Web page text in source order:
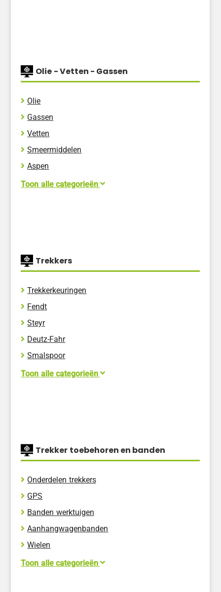
Utrecht
Zuid-Holland
Olie - Vetten - Gassen
Olie
Gassen
Vetten
Smeermiddelen
Aspen
Biogas
Installaties
Opvangbakken
Tanks verhuur
Vetafscheiders
Toon alle categorieën
Trekkers
Trekkerkeuringen
Fendt
Steyr
Deutz-Fahr
Smalspoor
Belarus
Eicher
Holder
Iseki
JCB
Kioti
Kubota
Lindner Geotrac
Toon alle categorieën
Trekker toebehoren en banden
Onderdelen trekkers
GPS
Banden werktuigen
Aanhangwagenbanden
Wielen
Aftak assen
Toon alle categorieën